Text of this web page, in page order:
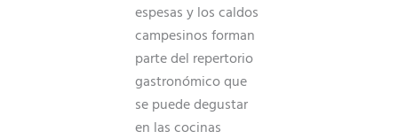
espesas y los caldos
campesinos forman
parte del repertorio
gastronómico que
se puede degustar
en las cocinas